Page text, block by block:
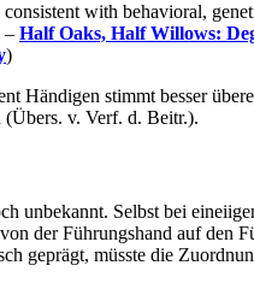
with behavioral,
– Half Oaks, Half Willows:
)
stimmt besser
v. Verf. d. Beitr.).
unbekannt. Selbst bei
der Führungshand auf den
geprägt, müsste die